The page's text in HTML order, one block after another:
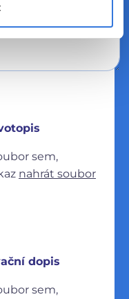
sem,
nahrát soubor
dopis
sem,